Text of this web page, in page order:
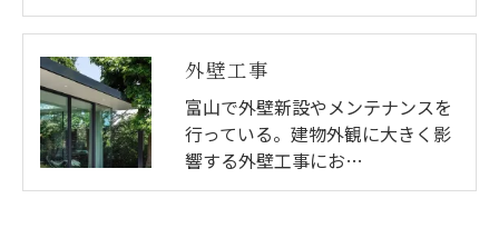
外壁工事
富山で外壁新設やメンテナンスを
行っている。建物外観に大きく影
響する外壁工事にお…